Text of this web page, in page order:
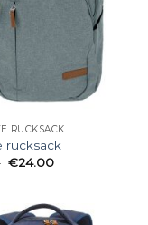
RUCKSACK
rucksack
€24.00